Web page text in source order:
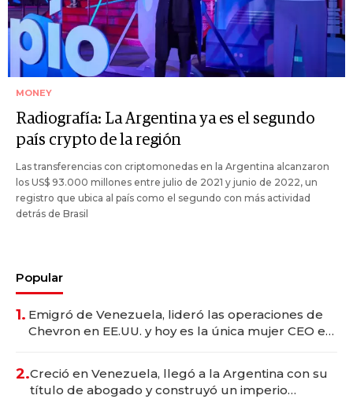
MONEY
Radiografía: La Argentina ya es el segundo
país crypto de la región
Las transferencias con criptomonedas en la Argentina alcanzaron
los US$ 93.000 millones entre julio de 2021 y junio de 2022, un
registro que ubica al país como el segundo con más actividad
detrás de Brasil
Popular
1. Emigró de Venezuela, lideró las operaciones de
Chevron en EE.UU. y hoy es la única mujer CEO en
2.Creció en Venezuela, llegó a la Argentina con su
título de abogado y construyó un imperio